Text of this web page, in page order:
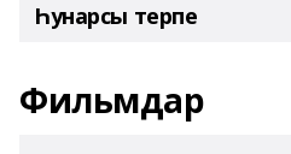
Һунарсы терпе
Фильмдар